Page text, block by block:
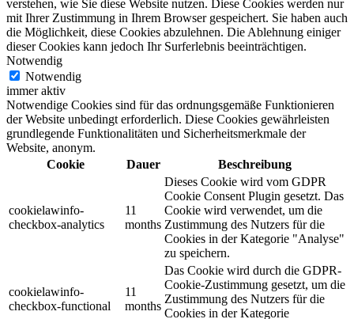
verstehen, wie Sie diese Website nutzen. Diese Cookies werden nur
mit Ihrer Zustimmung in Ihrem Browser gespeichert. Sie haben auch
die Möglichkeit, diese Cookies abzulehnen. Die Ablehnung einiger
dieser Cookies kann jedoch Ihr Surferlebnis beeinträchtigen.
Notwendig
Notwendig
immer aktiv
Notwendige Cookies sind für das ordnungsgemäße Funktionieren
der Website unbedingt erforderlich. Diese Cookies gewährleisten
grundlegende Funktionalitäten und Sicherheitsmerkmale der
Website, anonym.
Cookie
Dauer Beschreibung
cookielawinfo-
checkbox-analytics
11
months
Dieses Cookie wird vom GDPR
Cookie Consent Plugin gesetzt. Das
Cookie wird verwendet, um die
Zustimmung des Nutzers für die
Cookies in der Kategorie "Analyse"
zu speichern.
cookielawinfo-
checkbox-functional
11
months
Das Cookie wird durch die GDPR-
Cookie-Zustimmung gesetzt, um die
Zustimmung des Nutzers für die
Cookies in der Kategorie